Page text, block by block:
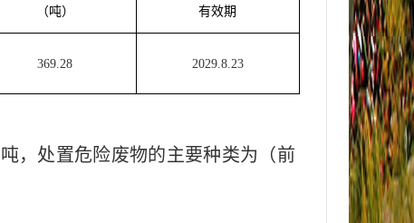
（吨）
有效期
369.28 2029.8.23
吨，处置危险废物的主要种类为（前